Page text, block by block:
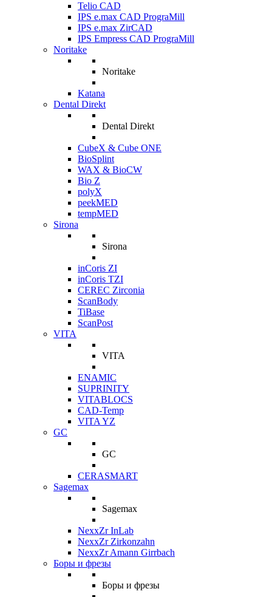
Telio CAD
IPS e.max CAD PrograMill
IPS e.max ZirCAD
IPS Empress CAD PrograMill
Noritake
Noritake
Katana
Dental Direkt
Dental Direkt
CubeX & Cube ONE
BioSplint
WAX & BioCW
Bio Z
polyX
peekMED
tempMED
Sirona
Sirona
inCoris ZI
inCoris TZI
CEREC Zirconia
ScanBody
TiBase
ScanPost
VITA
VITA
ENAMIC
SUPRINITY
VITABLOCS
CAD-Temp
VITA YZ
GC
GC
CERASMART
Sagemax
Sagemax
NexxZr InLab
NexxZr Zirkonzahn
NexxZr Amann Girrbach
Боры и фрезы
Боры и фрезы